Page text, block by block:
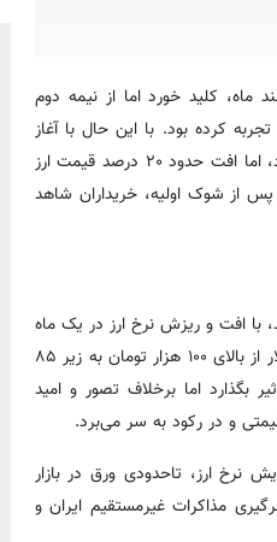
با ادامه رکود تورمی اسفند ماه، کلید خورد اما از نیمه دوم
کرده بود. با این حال با آغاز
ریزش نرخ ارز، انتظار می‌رفت که قیمت‌ها در بازار خودرو نیز در این مسیر قرار بگیرد، اما افت حدود ۲۰ درصد قیمت ارز
از شوک اولیه، خریداران شاهد
با افت و ریزش نرخ ارز در یک ماه
گذشته چندان همراه نشده است. در حالی که بسیاری باور داشتند با ریزش قیمت دلار از بالای ۱۰۰ هزار تومان به زیر ۸۵
بگذارد اما برخلاف تصور و امید
و در رکود به سر می‌برد.
نرخ ارز، تاحدودی ورق در بازار
مذاکرات غیرمستقیم ایران و